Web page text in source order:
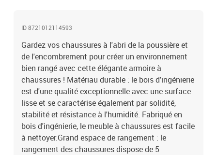
métalDimensions : 102 x 36 x 60 cm (l x P x H)L'assemblage est
façon d'empêcher vos meubles de basculer
ID 8721012114593
Gardez vos chaussures à l'abri de la poussière et
de l'encombrement pour créer un environnement
bien rangé avec cette élégante armoire à
chaussures ! Matériau durable : le bois d'ingénierie
est d'une qualité exceptionnelle avec une surface
lisse et se caractérise également par solidité,
stabilité et résistance à l'humidité. Fabriqué en
bois d'ingénierie, le meuble à chaussures est facile
à nettoyer.Grand espace de rangement : le
rangement des chaussures dispose de 5